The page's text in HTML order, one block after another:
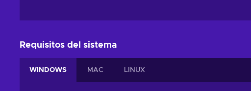
Requisitos del sistema
WINDOWS MAC LINUX